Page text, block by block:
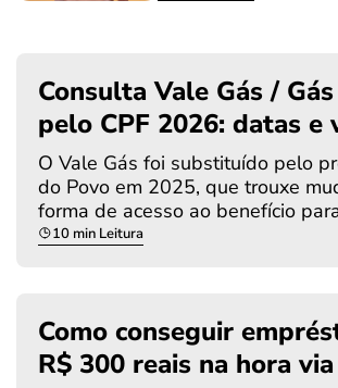
Consulta Vale Gás /
pelo CPF 2026: datas e
O Vale Gás foi substituído pelo
do Povo em 2025, que trouxe
forma de acesso ao benefício
10 min Leitura
Como conseguir
R$ 300 reais na hora